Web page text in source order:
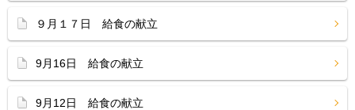
９月１７日 給食の献立
9月16日 給食の献立
9月12日 給食の献立